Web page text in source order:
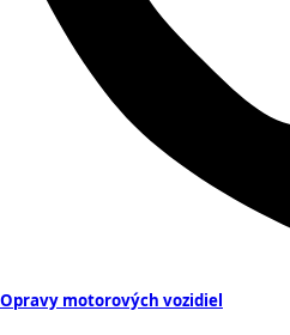
Opravy motorových vozidiel